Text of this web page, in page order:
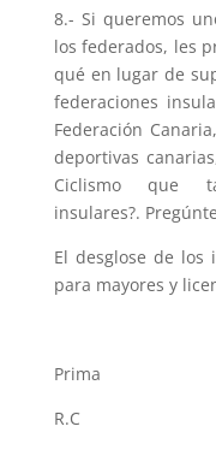
8.- Si queremos
los federados, les
qué en lugar de
federaciones
Federación
deportivas
Ciclismo que
insulares?.
El desglose de los
para mayores y
Prima
R.C